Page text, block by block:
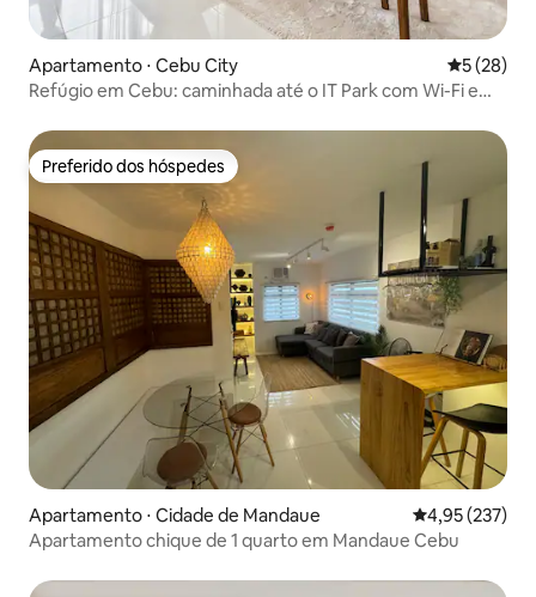
Apartamento ⋅ Cebu City 5 de uma
5 (28)
Refúgio em Cebu: caminhada até o IT Park com Wi-Fi e
Preferido dos hóspedes
Preferido dos hóspedes
Apartamento ⋅ Cidade de Mandaue 4,95 de uma
4,95 (237)
Apartamento chique de 1 quarto em Mandaue Cebu